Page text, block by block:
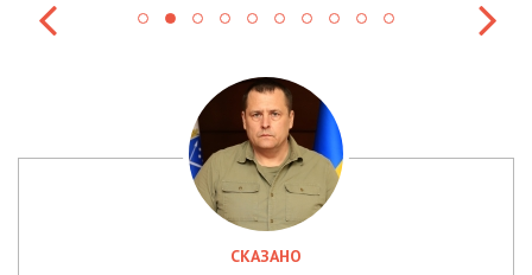
СКАЗАНО